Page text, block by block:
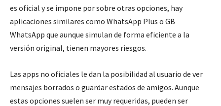
es oficial y se impone por sobre otras opciones, hay
aplicaciones similares como WhatsApp Plus o GB
WhatsApp que aunque simulan de forma eficiente a la
versión original, tienen mayores riesgos.
Las apps no oficiales le dan la posibilidad al usuario de ver
mensajes borrados o guardar estados de amigos. Aunque
estas opciones suelen ser muy requeridas, pueden ser